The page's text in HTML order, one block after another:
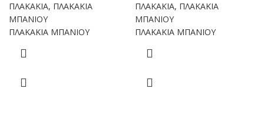
ΠΛΑΚΑΚΙΑ, ΠΛΑΚΑΚΙΑ
ΜΠΑΝΙΟΥ
ΠΛΑΚΑΚΙΑ ΜΠΑΝΙΟΥ
ΠΛΑΚΑΚΙΑ, ΠΛΑΚΑΚΙΑ
ΜΠΑΝΙΟΥ
ΠΛΑΚΑΚΙΑ ΜΠΑΝΙΟΥ